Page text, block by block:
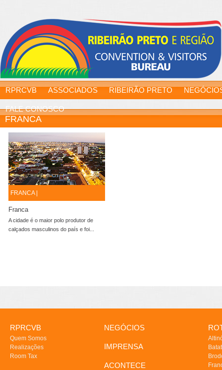
RPRCVB ASSOCIADOS RIBEIRÃO PRETO
FALE CONOSCO
FRANCA
FRANCA |
Franca
A cidade é o maior polo produtor de
calçados masculinos do país e foi...
RPRCVB
Quem Somos
Realizações
Room Tax
NEGÓCIOS
IMPRENSA
ACONTECE